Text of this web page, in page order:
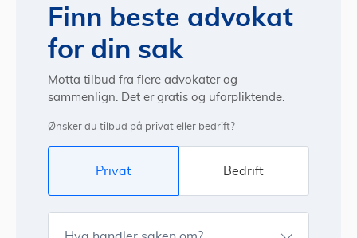
Finn beste advokat
for din sak
Motta tilbud fra flere advokater og
sammenlign. Det er gratis og uforpliktende.
Ønsker du tilbud på privat eller bedrift?
Privat Bedrift